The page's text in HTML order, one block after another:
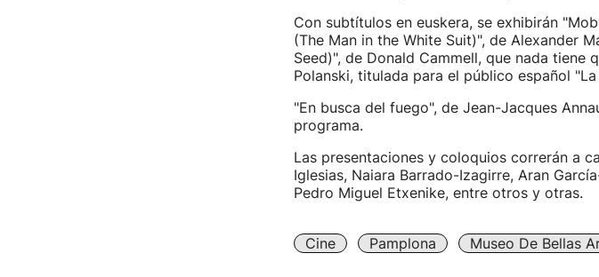
Con subtítulos en euskera, se exhibirán
(The Man in the White Suit)", de Alexander
Seed)", de Donald Cammell, que nada tiene
Polanski, titulada para el público español
"En busca del fuego", de Jean-Jacques
programa.
Las presentaciones y coloquios correrán a
Iglesias, Naiara Barrado-Izagirre, Aran
Pedro Miguel Etxenike, entre otros y otras.
Cine Pamplona Museo De Bellas